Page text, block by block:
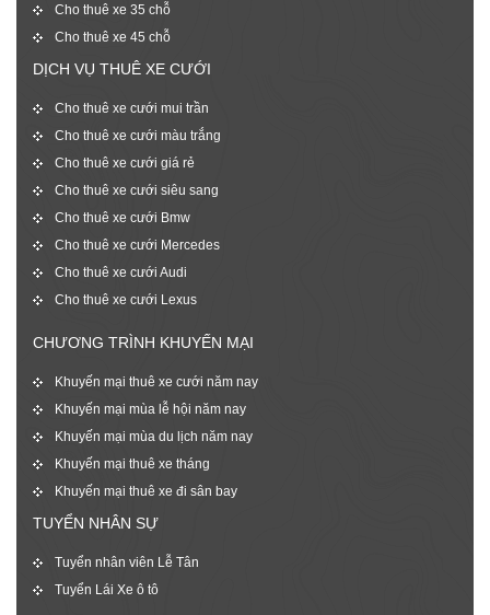
Cho thuê xe 35 chỗ
Cho thuê xe 45 chỗ
DỊCH VỤ THUÊ XE CƯỚI
Cho thuê xe cưới mui trần
Cho thuê xe cưới màu trắng
Cho thuê xe cưới giá rẻ
Cho thuê xe cưới siêu sang
Cho thuê xe cưới Bmw
Cho thuê xe cưới Mercedes
Cho thuê xe cưới Audi
Cho thuê xe cưới Lexus
CHƯƠNG TRÌNH KHUYẾN MẠI
Khuyến mại thuê xe cưới năm nay
Khuyến mại mùa lễ hội năm nay
Khuyến mại mùa du lịch năm nay
Khuyến mại thuê xe tháng
Khuyến mại thuê xe đi sân bay
TUYỂN NHÂN SỰ
Tuyển nhân viên Lễ Tân
Tuyển Lái Xe ô tô